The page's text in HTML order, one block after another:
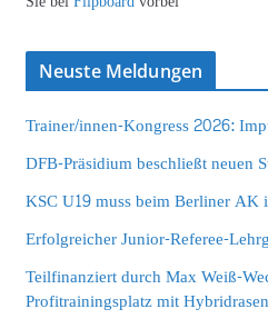
Neuste Meldungen
Trainer/innen-Kongress 2026:
DFB-Präsidium beschließt neuen
KSC U19 muss beim Berliner AK
Erfolgreicher Junior-Referee-
Teilfinanziert durch Max Weiß-
Profitrainingsplatz mit Hybridrasen